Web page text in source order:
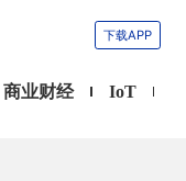
下载APP
商业财经 IoT